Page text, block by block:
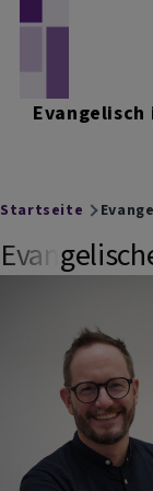
Evangelisch
Breadcrumb
Startseite